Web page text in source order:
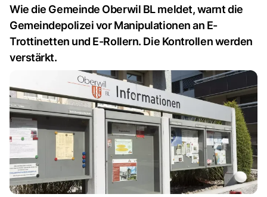
Wie die Gemeinde Oberwil BL meldet, warnt die
Gemeindepolizei vor Manipulationen an E-
Trottinetten und E-Rollern. Die Kontrollen werden
verstärkt.